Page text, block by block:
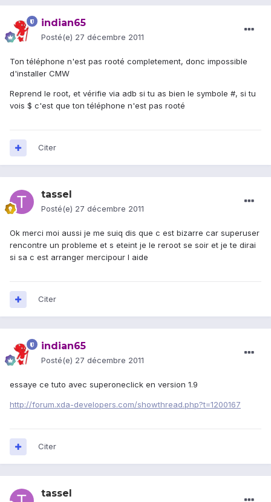
indian65
Posté(e) 27 décembre 2011
Ton téléphone n'est pas rooté completement, donc impossible
d'installer CMW
Reprend le root, et vérifie via adb si tu as bien le symbole #, si tu
vois $ c'est que ton téléphone n'est pas rooté
Citer
tassel
Posté(e) 27 décembre 2011
Ok merci moi aussi je me suiq dis que c est bizarre car superuser
rencontre un probleme et s eteint je le reroot se soir et je te dirai
si sa c est arranger mercipour l aide
Citer
indian65
Posté(e) 27 décembre 2011
essaye ce tuto avec superoneclick en version 1.9
http://forum.xda-developers.com/showthread.php?t=1200167
Citer
tassel